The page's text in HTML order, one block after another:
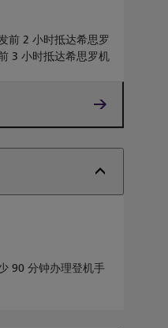
前 2 小时抵达希思罗
3 小时抵达希思罗机
90 分钟办理登机手